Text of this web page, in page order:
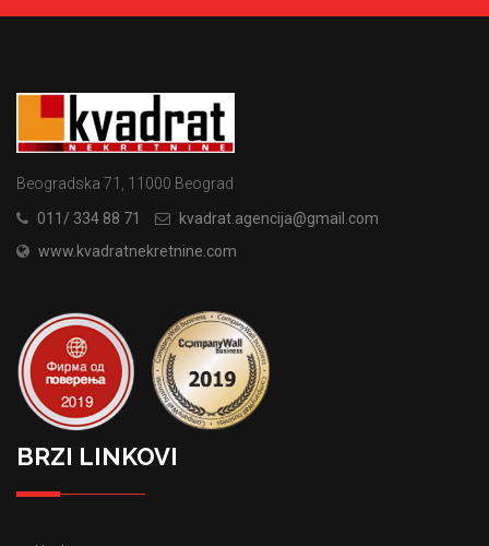
Beogradska 71, 11000 Beograd
011/ 334 88 71
kvadrat.agencija@gmail.com
www.kvadratnekretnine.com
BRZI LINKOVI